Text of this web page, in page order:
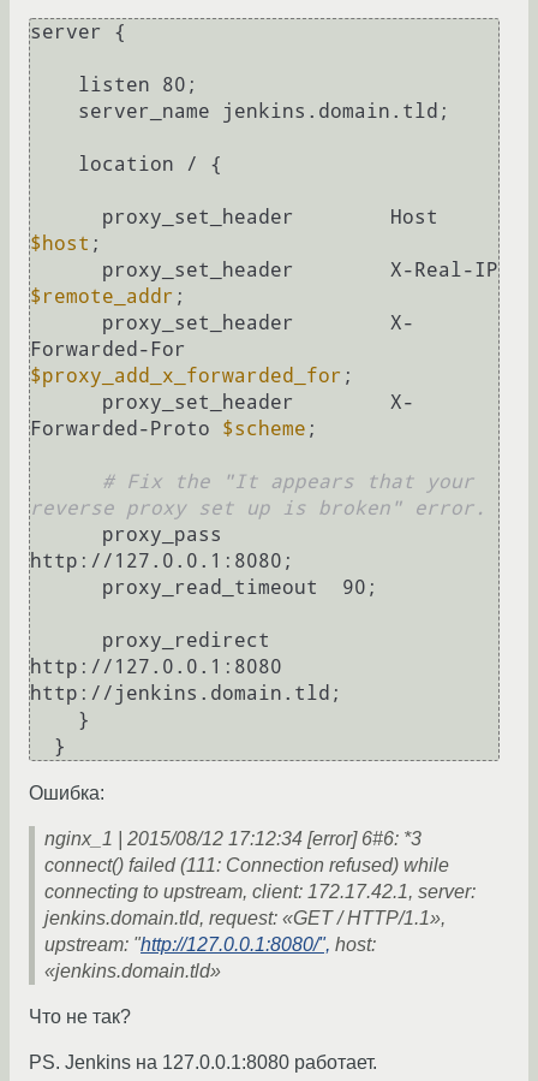
server {
$host ;
      proxy_set_header        X-Real-IP
$remote_addr ;
$proxy_add_x_forwarded_for ;
Forwarded-Proto $scheme ;
# Fix the "It appears that your
reverse proxy set up is broken" error.
http://127.0.0.1:8080;
http://127.0.0.1:8080
http://jenkins.domain.tld;
Ошибка:
nginx_1 | 2015/08/12 17:12:34 [error] 6#6: *3
connect() failed (111: Connection refused) while
connecting to upstream, client: 172.17.42.1, server:
jenkins.domain.tld, request: «GET / HTTP/1.1»,
upstream: "http://127.0.0.1:8080/", host:
«jenkins.domain.tld»
Что не так?
PS. Jenkins на 127.0.0.1:8080 работает.